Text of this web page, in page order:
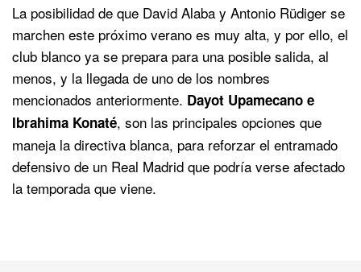
La posibilidad de que David Alaba y Antonio Rüdiger se
marchen este próximo verano es muy alta, y por ello, el
club blanco ya se prepara para una posible salida, al
menos, y la llegada de uno de los nombres
mencionados anteriormente. Dayot Upamecano e
Ibrahima Konaté, son las principales opciones que
maneja la directiva blanca, para reforzar el entramado
defensivo de un Real Madrid que podría verse afectado
la temporada que viene.